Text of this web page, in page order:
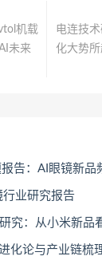
机载
未来
电连技
化大势所
：AI眼镜新品频出
业研究报告
从小米新品看AI眼
链梳理：AI眼镜爆发有望推